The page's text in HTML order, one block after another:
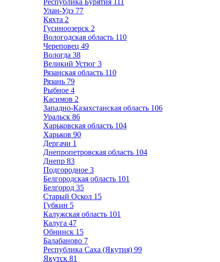
Республика Бурятия 111
Улан-Удэ 77
Кяхта 2
Гусиноозерск 2
Вологодская область 110
Череповец 49
Вологда 38
Великий Устюг 3
Рязанская область 110
Рязань 79
Рыбное 4
Касимов 2
Западно-Казахстанская область 106
Уральск 86
Харьковская область 104
Харьков 90
Дергачи 1
Днепропетровская область 104
Днепр 83
Подгородное 3
Белгородская область 101
Белгород 35
Старый Оскол 15
Губкин 5
Калужская область 101
Калуга 47
Обнинск 15
Балабаново 7
Республика Саха (Якутия) 99
Якутск 81